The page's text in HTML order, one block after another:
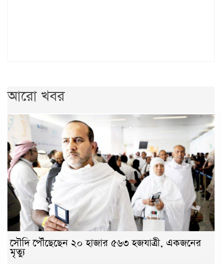
আরো খবর
সৌদি পৌঁছেছেন ২০ হাজার ৫৬৩ হজযাত্রী, একজনের
মৃত্যু